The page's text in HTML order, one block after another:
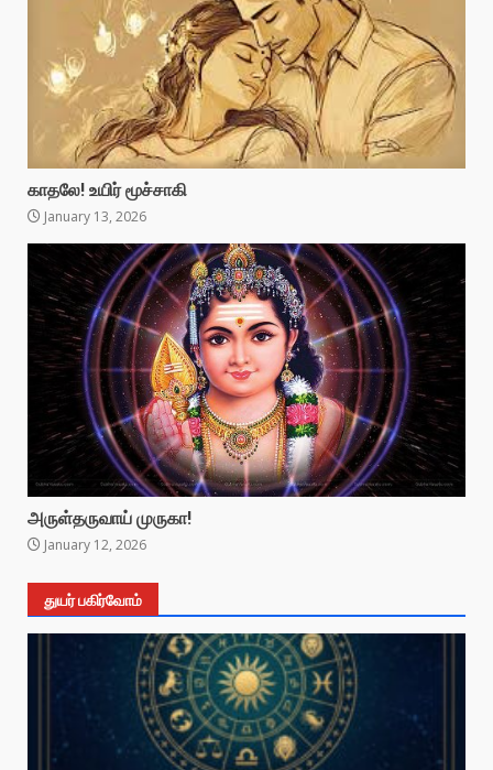
காதலே! உயிர் மூச்சாகி
January 13, 2026
அருள்தருவாய் முருகா!
January 12, 2026
துயர் பகிர்வோம்